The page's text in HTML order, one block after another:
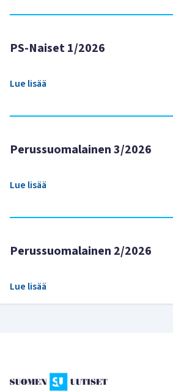
PS-Naiset 1/2026
Lue lisää
Perussuomalainen 3/2026
Lue lisää
Perussuomalainen 2/2026
Lue lisää